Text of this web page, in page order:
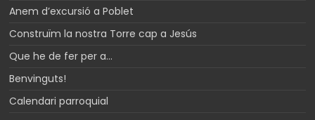
Anem d’excursió a Poblet
Construïm la nostra Torre cap a Jesús
Que he de fer per a…
Benvinguts!
Calendari parroquial